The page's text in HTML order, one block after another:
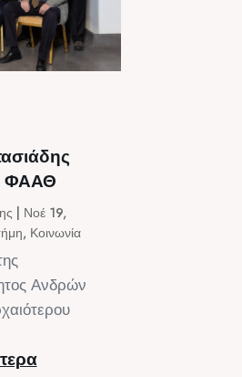
ΦΑΑΘ
| Νοέ 19,
, Κοινωνία
Ανδρών